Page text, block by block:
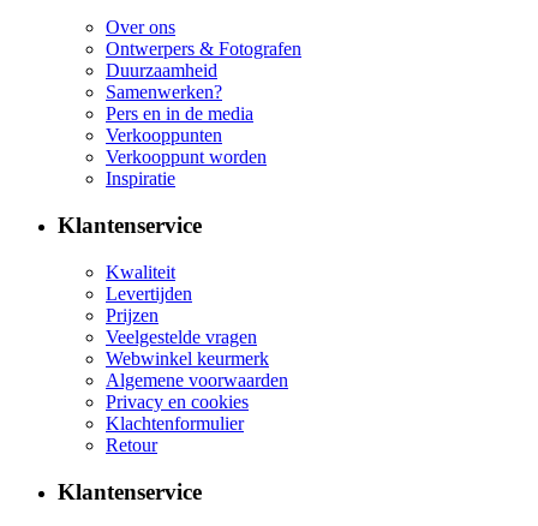
Over ons
Ontwerpers & Fotografen
Duurzaamheid
Samenwerken?
Pers en in de media
Verkooppunten
Verkooppunt worden
Inspiratie
Klantenservice
Kwaliteit
Levertijden
Prijzen
Veelgestelde vragen
Webwinkel keurmerk
Algemene voorwaarden
Privacy en cookies
Klachtenformulier
Retour
Klantenservice